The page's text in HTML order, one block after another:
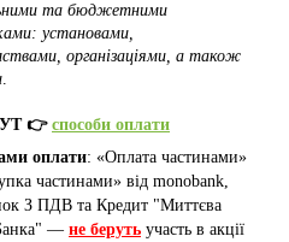
та бюджетними
установами,
організаціями, а також
👉 способи оплати
оплати: «Оплата частинами»
частинами» від monobank,
З ПДВ та Кредит "Миттєва
— не беруть участь в акції